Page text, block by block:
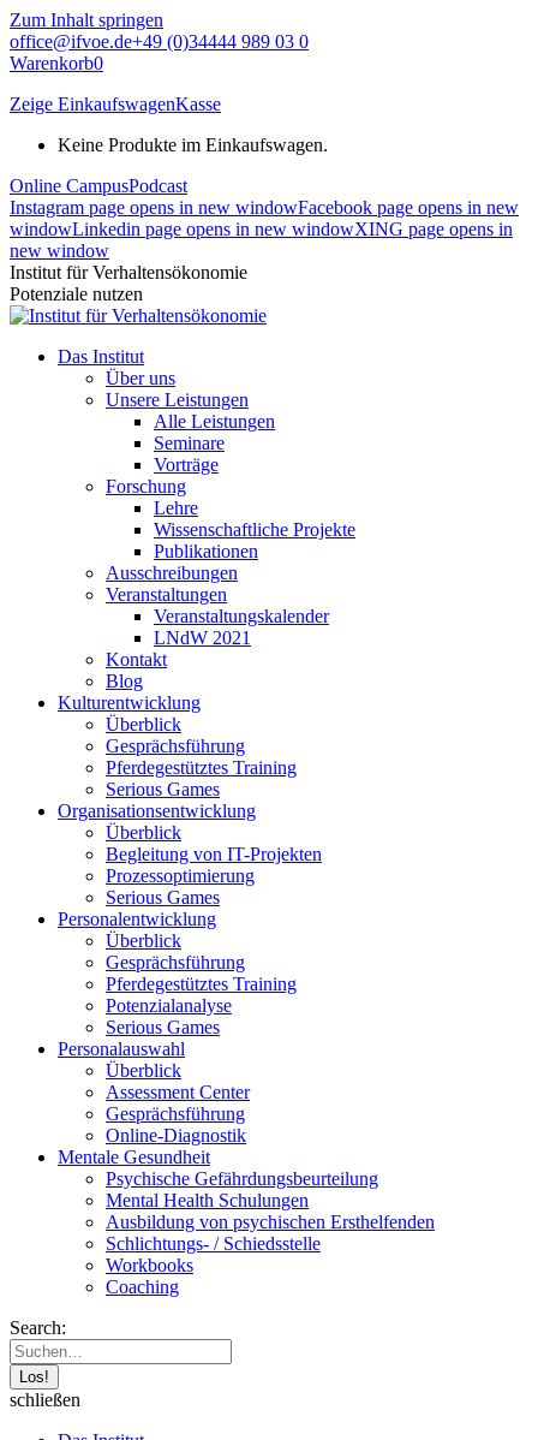
Zum Inhalt springen
office@ifvoe.de+49 (0)34444 989 03 0
Warenkorb0
Zeige EinkaufswagenKasse
Keine Produkte im Einkaufswagen.
Online CampusPodcast
Instagram page opens in new windowFacebook page opens in new
windowLinkedin page opens in new windowXING page opens in
new window
Institut für Verhaltensökonomie
Potenziale nutzen
Das Institut
Über uns
Unsere Leistungen
Alle Leistungen
Seminare
Vorträge
Forschung
Lehre
Wissenschaftliche Projekte
Publikationen
Ausschreibungen
Veranstaltungen
Veranstaltungskalender
LNdW 2021
Kontakt
Blog
Kulturentwicklung
Überblick
Gesprächsführung
Pferdegestütztes Training
Serious Games
Organisationsentwicklung
Überblick
Begleitung von IT-Projekten
Prozessoptimierung
Serious Games
Personalentwicklung
Überblick
Gesprächsführung
Pferdegestütztes Training
Potenzialanalyse
Serious Games
Personalauswahl
Überblick
Assessment Center
Gesprächsführung
Online-Diagnostik
Mentale Gesundheit
Psychische Gefährdungs­beurteilung
Mental Health Schulungen
Ausbildung von psychischen Ersthelfenden
Schlichtungs- / Schiedsstelle
Workbooks
Coaching
Search:
schließen